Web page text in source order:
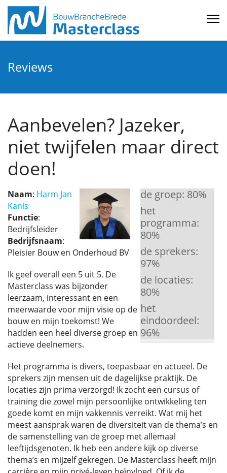
Reviews
Aanbevelen? Jazeker,
niet twijfelen maar direct
doen!
de groep: 80%
het
programma:
80%
de sprekers:
97%
de locaties:
80%
het
eindoordeel:
96%
Naam: Harm Jan
Kanis
Functie:
Bedrijfsleider
Bedrijfsnaam:
Pleisier Bouw en Onderhoud BV
Ik geef overall een 5 uit 5. De
Masterclass was bijzonder
leerzaam, interessant en een
meerwaarde voor mijn visie op de
bouw en mijn toekomst! We
hadden een heel diverse groep en
actieve deelnemers.
Het programma is divers, toepasbaar en actueel. De
sprekers zijn mensen uit de dagelijkse praktijk. De
locaties zijn prima verzorgd! Ik zocht een cursus of
training die zowel mijn persoonlijke ontwikkeling ten
goede komt en mijn vakkennis verreikt. Wat mij het
meest aansprak waren de diversiteit van de thema’s en
de samenstelling van de groep met allemaal
leeftijdsgenoten. Ik heb een andere kijk op diverse
thema’s en mijzelf gekregen. De Masterclass heeft mijn